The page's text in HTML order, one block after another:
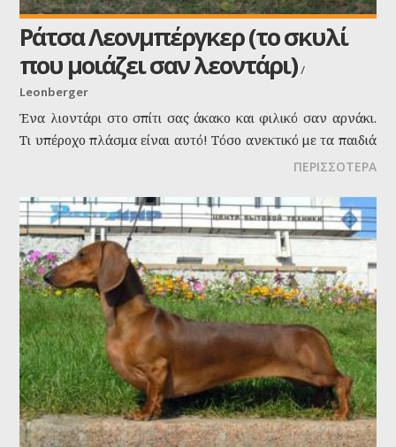
Ράτσα Λεονμπέργκερ (το σκυλί
που μοιάζει σαν λεοντάρι) /
Leonberger
Ένα λιοντάρι στο σπίτι σας άκακο και φιλικό σαν αρνάκι.
Τι υπέροχο πλάσμα είναι αυτό! Τόσο ανεκτικό με τα παιδιά
ακόμα και τα πιό δύστροπα. Ένας γίγαντας με καρδιά
πιστό, θαρραλέο και αποφασιστικό, αλλά για να σας
ευχαριστήσει μπορεί να είναι μαζί σας στον καναπέ με τις
ώρες.
ΠΕΡΙΣΣΟΤΕΡΑ